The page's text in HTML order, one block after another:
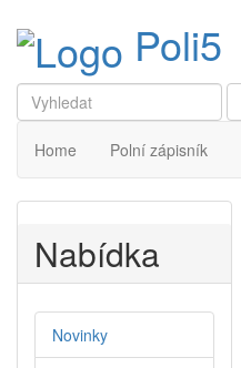
Poli5
Home Polní zápisník
Nabídka
Novinky